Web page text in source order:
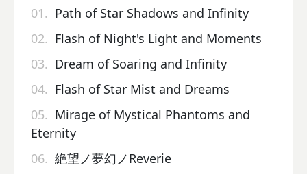
01. Path of Star Shadows and Infinity
02. Flash of Night's Light and Moments
03. Dream of Soaring and Infinity
04. Flash of Star Mist and Dreams
05. Mirage of Mystical Phantoms and
Eternity
06. 絶望ノ夢幻ノReverie